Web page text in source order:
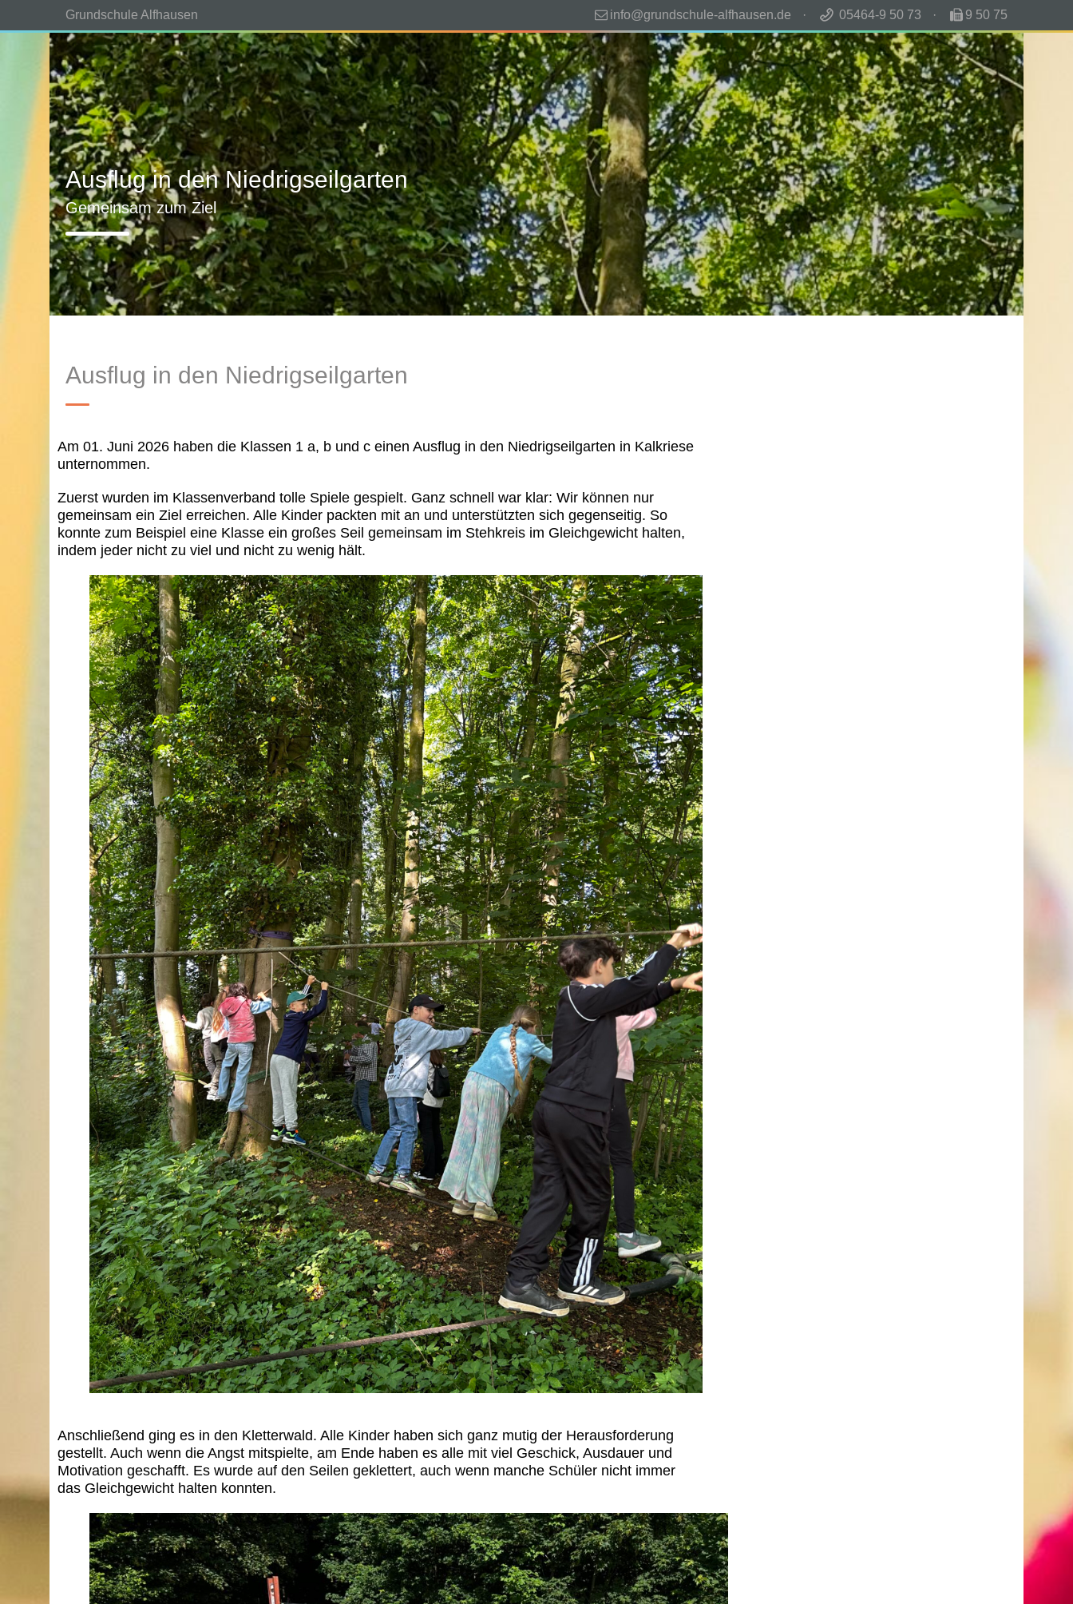
Grundschule Alfhausen info@grundschule-alfhausen.de · 05464-9 50 73 · 9 50 75
Unsere Schule Förderverein Mensa Termine Archiv
Ausflug in den Niedrigseilgarten
Gemeinsam zum Ziel
Ausflug in den Niedrigseilgarten
Am 01. Juni 2026 haben die Klassen 1 a, b und c einen Ausflug in den Niedrigseilgarten in Kalkriese
unternommen.
Zuerst wurden im Klassenverband tolle Spiele gespielt. Ganz schnell war klar: Wir können nur
gemeinsam ein Ziel erreichen. Alle Kinder packten mit an und unterstützten sich gegenseitig. So
konnte zum Beispiel eine Klasse ein großes Seil gemeinsam im Stehkreis im Gleichgewicht halten,
indem jeder nicht zu viel und nicht zu wenig hält.
Anschließend ging es in den Kletterwald. Alle Kinder haben sich ganz mutig der Herausforderung
gestellt. Auch wenn die Angst mitspielte, am Ende haben es alle mit viel Geschick, Ausdauer und
Motivation geschafft. Es wurde auf den Seilen geklettert, auch wenn manche Schüler nicht immer
das Gleichgewicht halten konnten.